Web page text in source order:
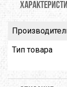
Тип товара